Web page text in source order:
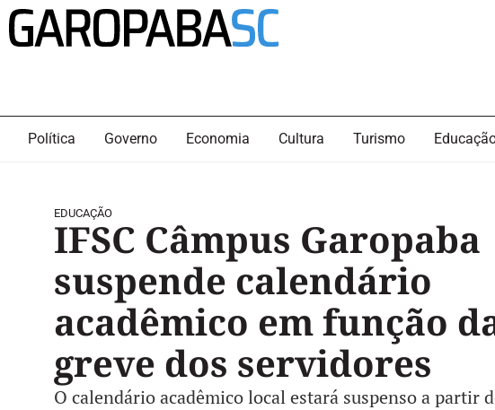
Política Governo Economia Cultura Turismo
EDUCAÇÃO
IFSC Câmpus Garopaba
suspende calendário
acadêmico em função
greve dos servidores
O calendário acadêmico local estará suspenso a partir